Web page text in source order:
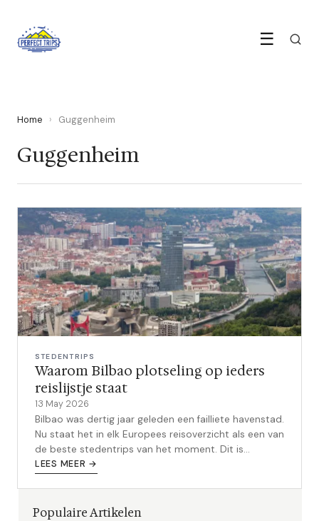
☰
Home › Guggenheim
Guggenheim
STEDENTRIPS
Waarom Bilbao plotseling op ieders
reislijstje staat
13 May 2026
Bilbao was dertig jaar geleden een failliete havenstad.
Nu staat het in elk Europees reisoverzicht als een van
de beste stedentrips van het moment. Dit is
waarom.
LEES MEER →
Populaire Artikelen